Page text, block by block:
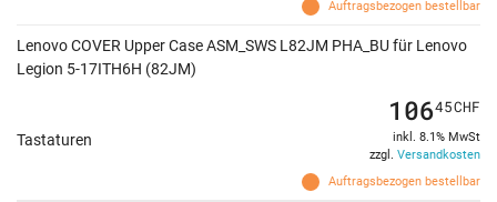
Auftragsbezogen bestellbar
Lenovo COVER Upper Case ASM_SWS L82JM PHA_BU für Lenovo
Legion 5-17ITH6H (82JM)
Tastaturen
Auftragsbezogen bestellbar
10645CHF
inkl. 8.1% MwSt
zzgl. Versandkosten